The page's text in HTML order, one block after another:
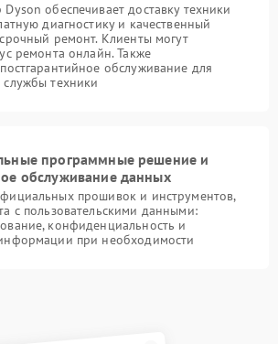
обеспечивает доставку техники
диагностику и качественный
ремонт. Клиенты могут
ремонта онлайн. Также
обслуживание для
техники
программные решение и
обслуживание данных
прошивок и инструментов,
с пользовательскими данными:
конфиденциальность и
при необходимости